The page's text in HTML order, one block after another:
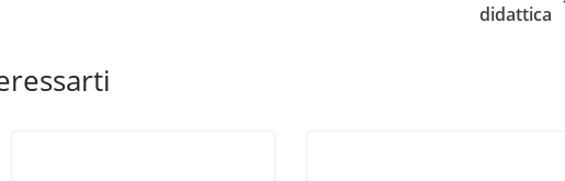
didattica